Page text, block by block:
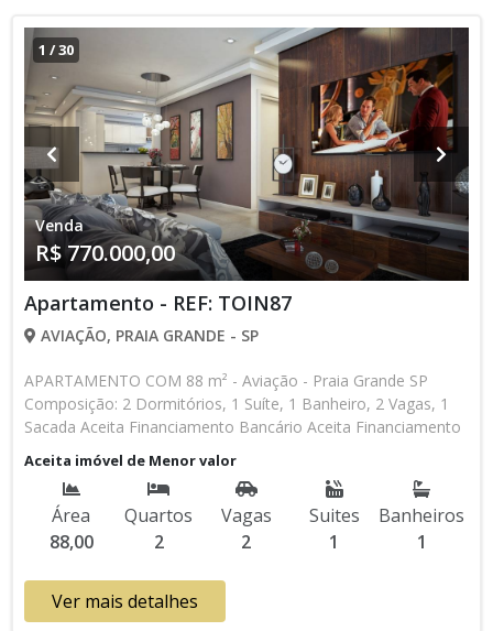
1 /30
Venda
R$ 770.000,00
Apartamento - REF: TOIN87
AVIAÇÃO, PRAIA GRANDE - SP
APARTAMENTO COM 88 m² - Aviação - Praia Grande SP
Composição: 2 Dormitórios, 1 Suíte, 1 Banheiro, 2 Vagas, 1
Sacada Aceita Financiamento Bancário Aceita Financiamento
Direto com a Construtora Entrada de R$ 170.000,00 120
Parcelas Mensais de R$ 3.750,00 10 Parcelas Anuais de R$
15.000,00 R$ 770.000,00 valor Total * Os valores e
disponibilidade podem ser alterados sem prévio aviso. Favor
verificar entrando em contato com nossa equipe
Aceita imóvel de Menor valor
Área
88,00
Quartos
2
Vagas
2
Suites
1
Banheiros
1
Ver mais detalhes